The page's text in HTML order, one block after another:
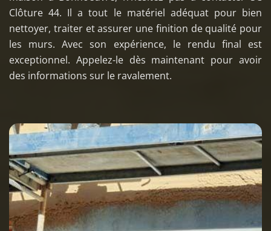
Clôture 44. Il a tout le matériel adéquat pour bien
nettoyer, traiter et assurer une finition de qualité pour
les murs. Avec son expérience, le rendu final est
exceptionnel. Appelez-le dès maintenant pour avoir
des informations sur le ravalement.